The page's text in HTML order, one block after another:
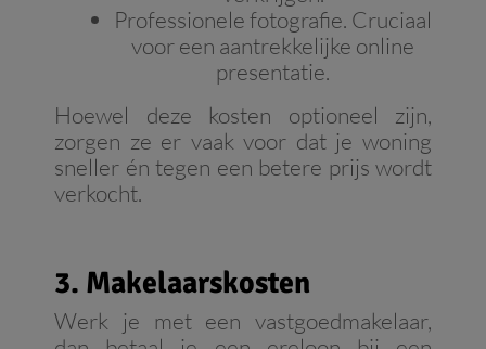
Professionele fotografie. Cruciaal
voor een aantrekkelijke online
presentatie.
Hoewel deze kosten optioneel zijn,
zorgen ze er vaak voor dat je woning
sneller én tegen een betere prijs wordt
verkocht.
3. Makelaarskosten
Werk je met een vastgoedmakelaar,